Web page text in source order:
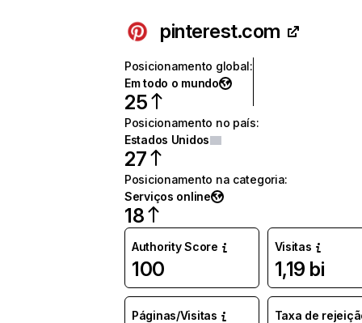
pinterest.com
Posicionamento global:
Em todo o mundo
25
Posicionamento no país:
Estados Unidos
27
Posicionamento na categoria:
Serviços online
18
Authority Score
100
Visitas
1,19 bi
Páginas/Visitas Taxa de